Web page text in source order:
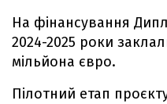
На фінансування
2024-2025 роки
мільйона євро.
Пілотний етап